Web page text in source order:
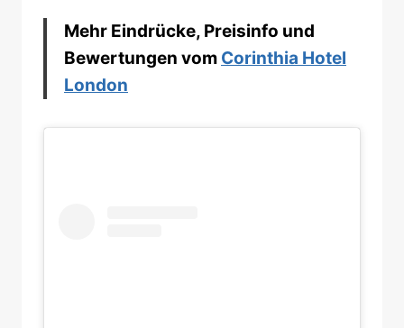
Mehr Eindrücke, Preisinfo und
Bewertungen vom Corinthia Hotel
London